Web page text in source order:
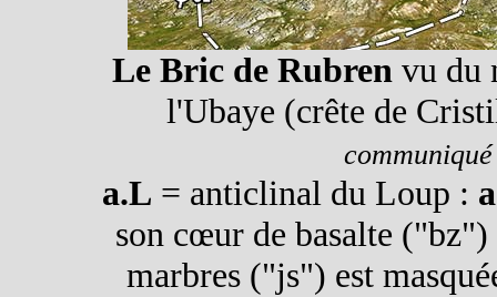
Le Bric de Rubren vu du
l'Ubaye (crête de
a.L = anticlinal du Loup :
son cœur de basalte ("bz")
marbres ("js") est